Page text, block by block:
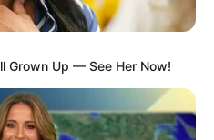
beda kera dan monyet,
keduanya sama saja.
Grown Up — See Her Now!